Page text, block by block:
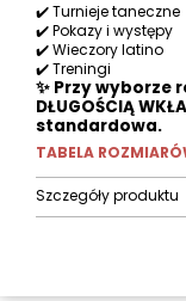
✔️ Turnieje taneczne
✔️ Pokazy i występy
✔️ Wieczory latino
✔️ Treningi
✨ Przy wyborze
DŁUGOŚCIĄ
standardowa.
TABELA
Szczegóły produktu